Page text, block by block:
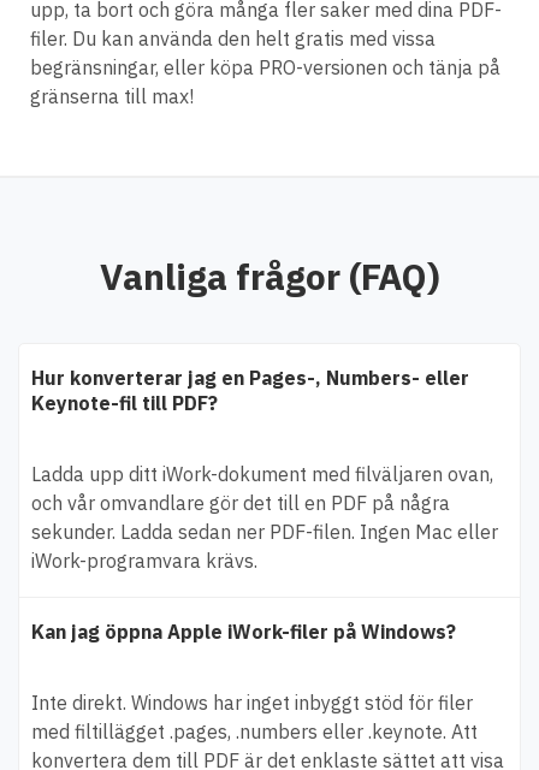
upp, ta bort och göra många fler saker med dina PDF-
filer. Du kan använda den helt gratis med vissa
begränsningar, eller köpa PRO-versionen och tänja på
gränserna till max!
Vanliga frågor (FAQ)
Hur konverterar jag en Pages-, Numbers- eller
Keynote-fil till PDF?
Ladda upp ditt iWork-dokument med filväljaren ovan,
och vår omvandlare gör det till en PDF på några
sekunder. Ladda sedan ner PDF-filen. Ingen Mac eller
iWork-programvara krävs.
Kan jag öppna Apple iWork-filer på Windows?
Inte direkt. Windows har inget inbyggt stöd för filer
med filtillägget .pages, .numbers eller .keynote. Att
konvertera dem till PDF är det enklaste sättet att visa